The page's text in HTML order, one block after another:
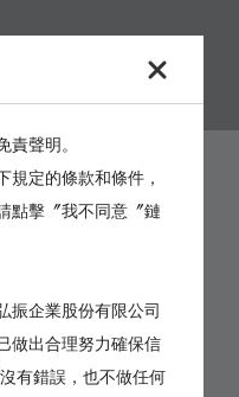
責聲明。
規定的條款和條件，
點擊〞我不同意〞鏈
振企業股份有限公司
做出合理努力確保信
有錯誤，也不做任何